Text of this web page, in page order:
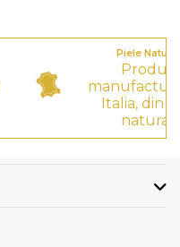
Piele
Italia, din